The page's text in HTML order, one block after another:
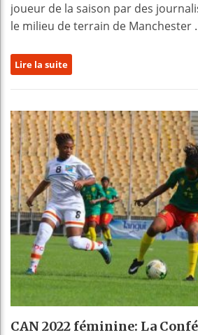
joueur de la saison par des
le milieu de terrain de Manchester
Lire la suite
CAN 2022 féminine: La